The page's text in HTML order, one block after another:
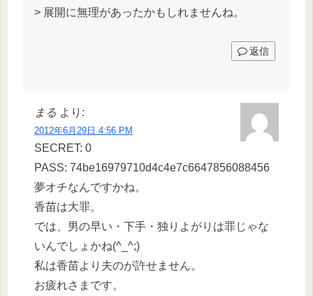
> 展開に無理があったかもしれませんね。
返信
まる より:
2012年6月29日 4:56 PM
SECRET: 0
PASS: 74be16979710d4c4e7c6647856088456
夢オチなんですかね。
香苗は大罪。
では、男の早い・下手・独りよがりは罪じゃな
いんでしょかね(^_^;)
私は香苗より夫のが許せません。
お疲れさまです。